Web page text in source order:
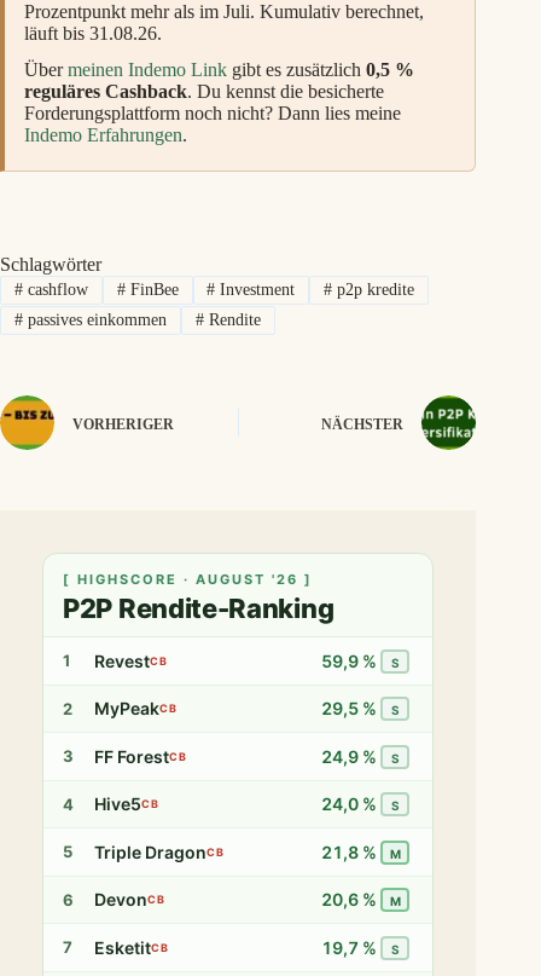
Prozentpunkt mehr als im Juli. Kumulativ berechnet,
läuft bis 31.08.26.
Übermeinen Indemo Link gibt es zusätzlich 0,5 %
reguläres Cashback. Du kennst die besicherte
Forderungsplattform noch nicht? Dann lies meine
Indemo Erfahrungen.
Schlagwörter
#cashflow #FinBee # Investment # p2p kredite
#passives einkommen #Rendite
VORHERIGER NÄCHSTER
[ HIGHSCORE · AUGUST '26 ]
P2P Rendite-Ranking
1 RevestCB 59,9 % S
2 MyPeakCB 29,5 % S
3 FF ForestCB 24,9 % S
4 Hive5CB 24,0 % S
5 Triple DragonCB 21,8 % M
6 DevonCB 20,6 % M
7 EsketitCB 19,7 % S